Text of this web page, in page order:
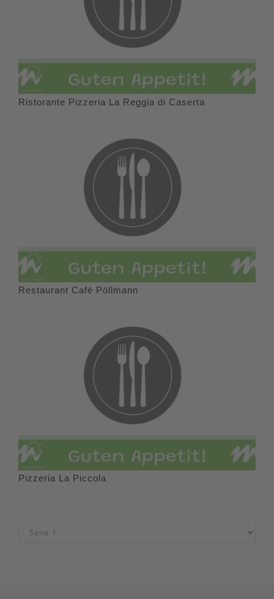
Ristorante Pizzeria La Reggia di Caserta
Restaurant Café Pöllmann
Pizzeria La Piccola